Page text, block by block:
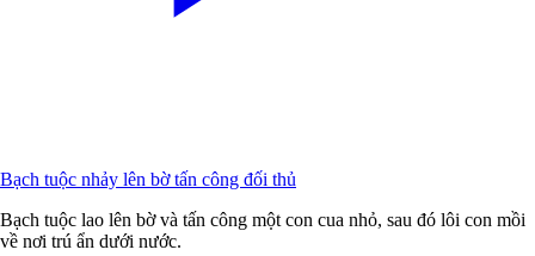
Bạch tuộc nhảy lên bờ tấn công đối thủ
Bạch tuộc lao lên bờ và tấn công một con cua nhỏ, sau đó lôi con mồi
về nơi trú ẩn dưới nước.